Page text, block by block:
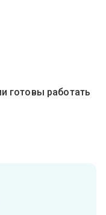
готовы работать